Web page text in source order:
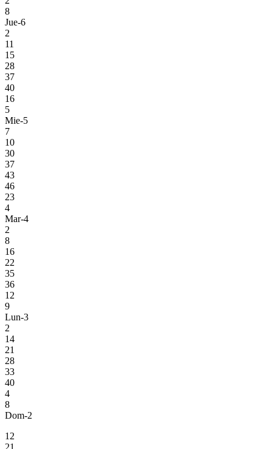
8
Jue-6
2
11
15
28
37
40
16
5
Mie-5
7
10
30
37
43
46
23
4
Mar-4
2
8
16
22
35
36
12
9
Lun-3
2
14
21
28
33
40
4
8
Dom-2
12
21